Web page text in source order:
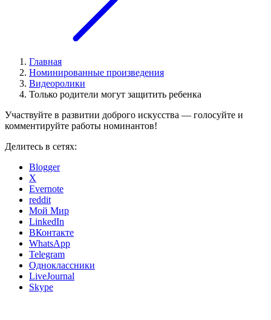
Главная
Номинированные произведения
Видеоролики
Только родители могут защитить ребенка
Участвуйте в развитии доброго искусства — голосуйте и
комментируйте работы номинантов!
Делитесь в сетях:
Blogger
X
Evernote
reddit
Мой Мир
LinkedIn
ВКонтакте
WhatsApp
Telegram
Одноклассники
LiveJournal
Skype